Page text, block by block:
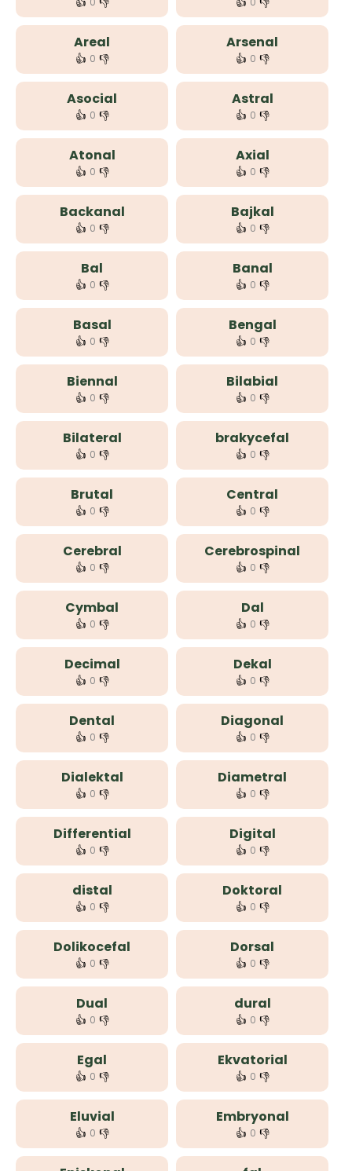
Areal
👍 0 👎
Arsenal
👍 0 👎
Asocial
👍 0 👎
Astral
👍 0 👎
Atonal
👍 0 👎
Axial
👍 0 👎
Backanal
👍 0 👎
Bajkal
👍 0 👎
Bal
👍 0 👎
Banal
👍 0 👎
Basal
👍 0 👎
Bengal
👍 0 👎
Biennal
👍 0 👎
Bilabial
👍 0 👎
Bilateral
👍 0 👎
brakycefal
👍 0 👎
Brutal
👍 0 👎
Central
👍 0 👎
Cerebral
👍 0 👎
Cerebrospinal
👍 0 👎
Cymbal
👍 0 👎
Dal
👍 0 👎
Decimal
👍 0 👎
Dekal
👍 0 👎
Dental
👍 0 👎
Diagonal
👍 0 👎
Dialektal
👍 0 👎
Diametral
👍 0 👎
Differential
👍 0 👎
Digital
👍 0 👎
distal
👍 0 👎
Doktoral
👍 0 👎
Dolikocefal
👍 0 👎
Dorsal
👍 0 👎
Dual
👍 0 👎
dural
👍 0 👎
Egal
👍 0 👎
Ekvatorial
👍 0 👎
Eluvial
👍 0 👎
Embryonal
👍 0 👎